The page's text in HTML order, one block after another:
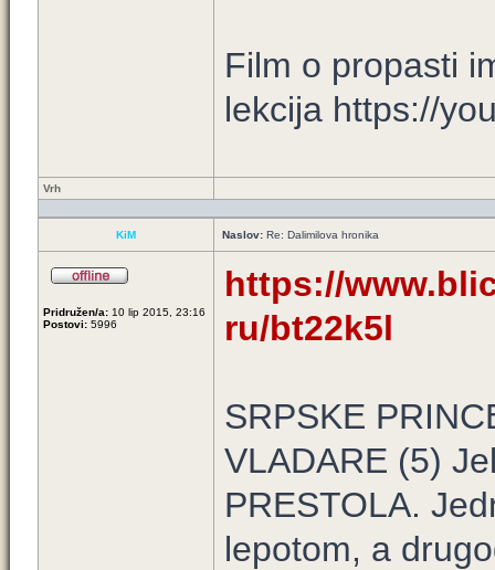
Film o propasti
lekcija https://
Vrh
KiM Naslov: Re: Dalimilova hronika
Pridružen/a: 10 lip 2015, 23:16
Postovi: 5996
https://
ru/bt22k5l
SRPSKE
VLADARE (5)
PRESTOLA.
lepotom, a